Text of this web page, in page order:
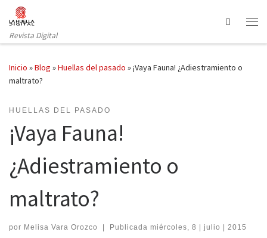
Saltar al contenido
Revista Digital
Search
Inicio »Blog »Huellas del pasado »¡Vaya Fauna! ¿Adiestramiento o
maltrato?
HUELLAS DEL PASADO
¡Vaya Fauna!
¿Adiestramiento o
maltrato?
por Melisa Vara Orozco | Publicada miércoles, 8 | julio | 2015